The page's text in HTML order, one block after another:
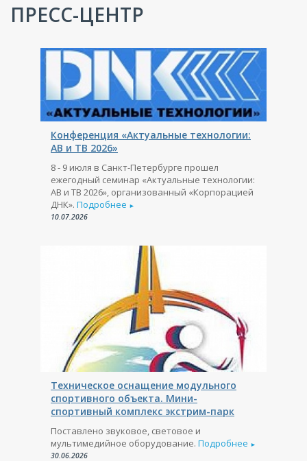
ПРЕСС-ЦЕНТР
Конференция «Актуальные технологии:
АВ и ТВ 2026»
8 - 9 июля в Санкт-Петербурге прошел
ежегодный семинар «Актуальные технологии:
АВ и ТВ 2026», организованный «Корпорацией
ДНК». Подробнее ►
10.07.2026
Техническое оснащение модульного
спортивного объекта. Мини-
спортивный комплекс экстрим-парк
Поставлено звуковое, световое и
мультимедийное оборудование. Подробнее ►
30.06.2026